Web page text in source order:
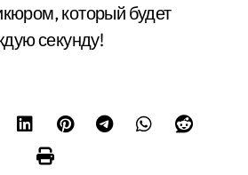
который будет
секунду!